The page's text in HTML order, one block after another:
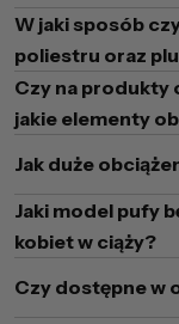
W jaki sposób
poliestru oraz
Czy na produkty
jakie elementy
Jak duże
Jaki model pufy
kobiet w ciąży?
Czy dostępne w